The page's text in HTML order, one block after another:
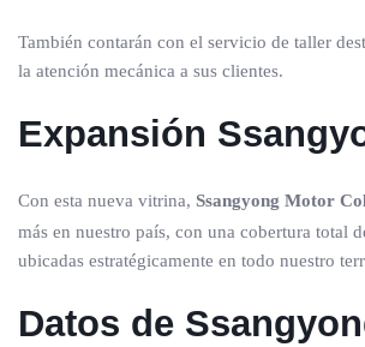
También contarán con el servicio de taller
la atención mecánica a sus clientes.
Expansión
Con esta nueva vitrina, Ssangyong Motor
más en nuestro país, con una cobertura total
ubicadas estratégicamente en todo nuestro
Datos de